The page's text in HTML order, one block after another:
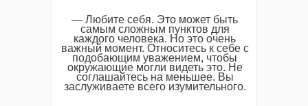
— Любите себя. Это может быть
самым сложным пунктов для
каждого человека. Но это очень
важный момент. Относитесь к себе с
подобающим уважением, чтобы
окружающие могли видеть это. Не
соглашайтесь на меньшее. Вы
заслуживаете всего изумительного.